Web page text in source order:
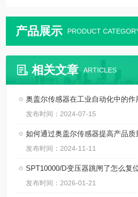
产品展示 PRODUCT
相关文章 ARTICLES
奥盖尔传感器在工业自动化中的作
发布时间：2024-07-15
如何通过奥盖尔传感器提高产品质
发布时间：2024-11-11
发布时间：2026-01-21